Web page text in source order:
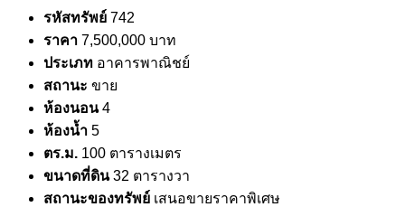
รหัสทรัพย์ 742
ราคา 7,500,000 บาท
ประเภท อาคารพาณิชย์
สถานะ ขาย
ห้องนอน 4
ห้องน้ำ 5
ตร.ม. 100 ตารางเมตร
ขนาดที่ดิน 32 ตารางวา
สถานะของทรัพย์ เสนอขายราคาพิเศษ